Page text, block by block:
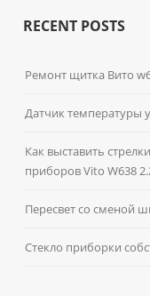
RECENT POSTS
Ремонт щитка Вито
Датчик температуры
Как выставить
приборов Vito W638
Пересвет со сменой
Стекло приборки